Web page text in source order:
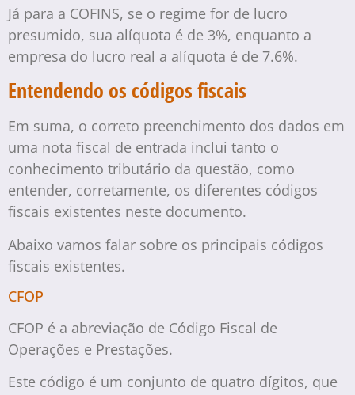
Já para a COFINS, se o regime for de lucro
presumido, sua alíquota é de 3%, enquanto a
empresa do lucro real a alíquota é de 7.6%.
Entendendo os códigos fiscais
Em suma, o correto preenchimento dos dados em
uma nota fiscal de entrada inclui tanto o
conhecimento tributário da questão, como
entender, corretamente, os diferentes códigos
fiscais existentes neste documento.
Abaixo vamos falar sobre os principais códigos
fiscais existentes.
CFOP
CFOP é a abreviação de Código Fiscal de
Operações e Prestações.
Este código é um conjunto de quatro dígitos, que